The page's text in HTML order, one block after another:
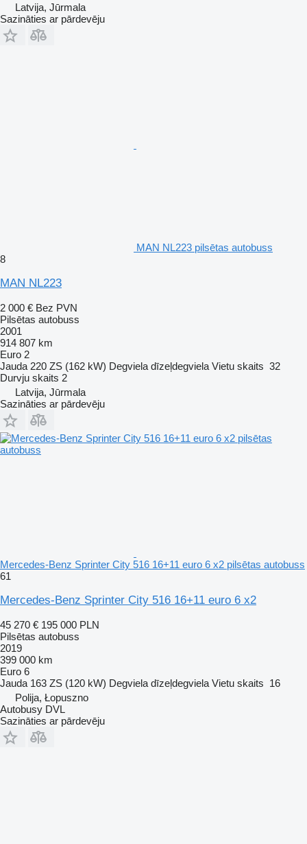
Latvija, Jūrmala
Sazināties ar pārdevēju
MAN NL223 pilsētas autobuss
8
MAN NL223
2 000 € Bez PVN
Pilsētas autobuss
2001
914 807 km
Euro 2
Jauda 220 ZS (162 kW) Degviela dīzeļdegviela Vietu skaits 32
Durvju skaits 2
Latvija, Jūrmala
Sazināties ar pārdevēju
Mercedes-Benz Sprinter City 516 16+11 euro 6 x2 pilsētas autobuss
61
Mercedes-Benz Sprinter City 516 16+11 euro 6 x2
45 270 € 195 000 PLN
Pilsētas autobuss
2019
399 000 km
Euro 6
Jauda 163 ZS (120 kW) Degviela dīzeļdegviela Vietu skaits 16
Polija, Łopuszno
Autobusy DVL
Sazināties ar pārdevēju